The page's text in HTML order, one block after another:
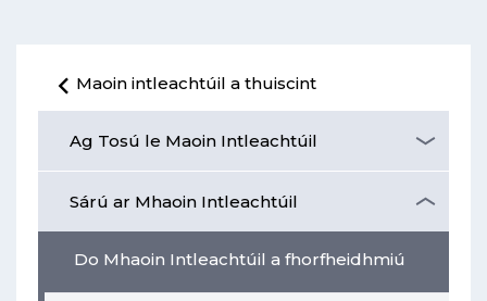
Maoin intleachtúil a thuiscint
Ag Tosú le Maoin Intleachtúil
Sárú ar Mhaoin Intleachtúil
Do Mhaoin Intleachtúil a fhorfheidhmiú